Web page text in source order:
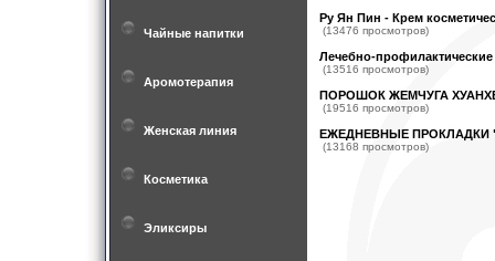
Чайные напитки
Аромотерапия
Женская линия
Косметика
Эликсиры
Ру Ян Пин - Крем
(13476 просмотров)
Лечебно-
(13516 просмотров)
ПОРОШОК ЖЕМЧУГА
(19516 просмотров)
ЕЖЕДНЕВНЫЕ ПРОКЛАДКИ
(13168 просмотров)